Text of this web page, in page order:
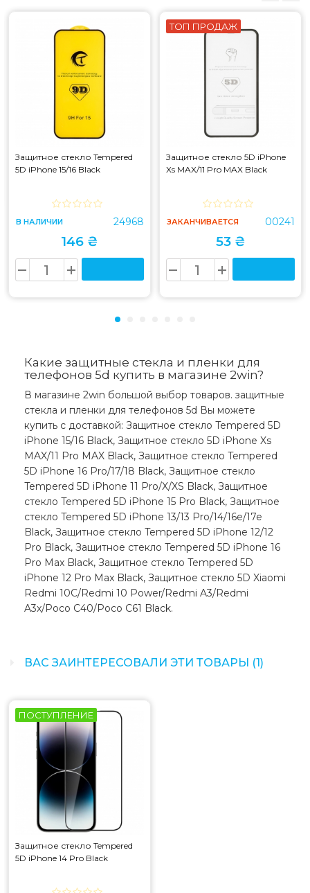
Защитное стекло Tempered
5D iPhone 15/16 Black
В НАЛИЧИИ 24968
146 ₴
ТОП ПРОДАЖ
Защитное стекло 5D iPhone
Xs MAX/11 Pro MAX Black
ЗАКАНЧИВАЕТСЯ 00241
53 ₴
Какие защитные стекла и пленки для
телефонов 5d купить в магазине 2win?
В магазине 2win большой выбор товаров. защитные
стекла и пленки для телефонов 5d Вы можете
купить с доставкой: Защитное стекло Tempered 5D
iPhone 15/16 Black, Защитное стекло 5D iPhone Xs
MAX/11 Pro MAX Black, Защитное стекло Tempered
5D iPhone 16 Pro/17/18 Black, Защитное стекло
Tempered 5D iPhone 11 Pro/X/XS Black, Защитное
стекло Tempered 5D iPhone 15 Pro Black, Защитное
стекло Tempered 5D iPhone 13/13 Pro/14/16e/17e
Black, Защитное стекло Tempered 5D iPhone 12/12
Pro Black, Защитное стекло Tempered 5D iPhone 16
Pro Max Black, Защитное стекло Tempered 5D
iPhone 12 Pro Max Black, Защитное стекло 5D Xiaomi
Redmi 10C/Redmi 10 Power/Redmi A3/Redmi
A3x/Poco C40/Poco C61 Black.
ВАС ЗАИНТЕРЕСОВАЛИ ЭТИ ТОВАРЫ (1)
ПОСТУПЛЕНИЕ
Защитное стекло Tempered
5D iPhone 14 Pro Black